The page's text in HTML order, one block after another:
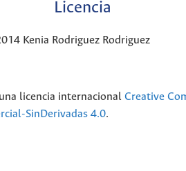
Licencia
Kenia Rodriguez Rodriguez
licencia internacional Creative
SinDerivadas 4.0.